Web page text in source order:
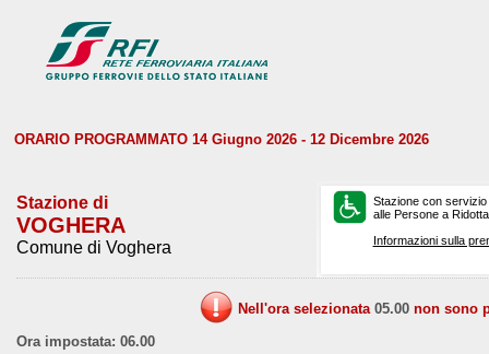
ORARIO PROGRAMMATO 14 Giugno 2026 - 12 Dicembre 2026
Stazione di
VOGHERA
Comune di Voghera
Stazione con
alle Persone a
Informazioni sulla
Nell'ora selezionata 05.00 non sono
Ora impostata: 06.00